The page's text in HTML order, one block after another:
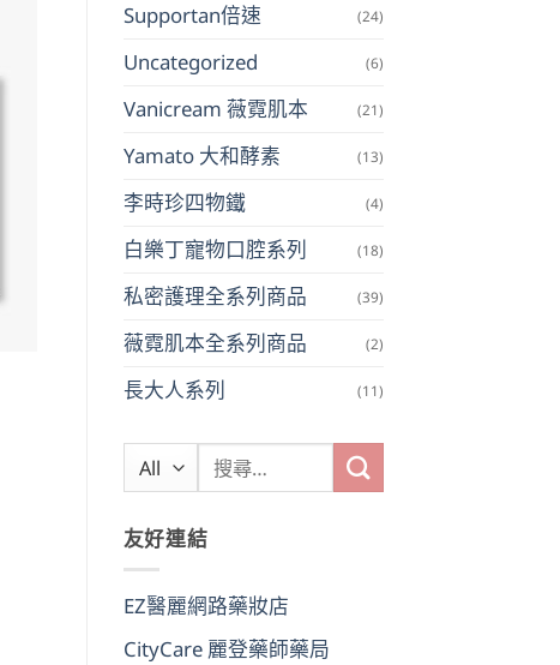
Supportan倍速 (24)
Uncategorized (6)
Vanicream 薇霓肌本 (21)
Yamato 大和酵素 (13)
李時珍四物鐵 (4)
白樂丁寵物口腔系列 (18)
私密護理全系列商品 (39)
薇霓肌本全系列商品 (2)
長大人系列 (11)
尋
鍵
友好連結
EZ醫麗網路藥妝店
CityCare 麗登藥師藥局